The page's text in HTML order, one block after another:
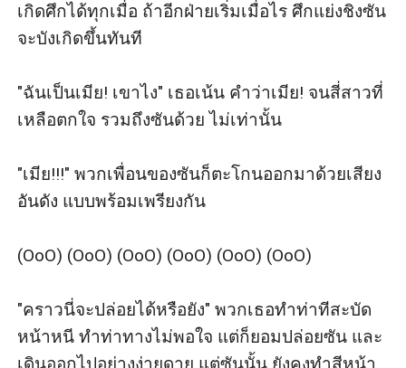
เกิดศึกได้ทุกเมื่อ ถ้าอีกฝ่ายเริ่มเมื่อไร ศึกแย่งชิงซัน
จะบังเกิดขึ้นทันที
"ฉันเป็นเมีย! เขาไง" เธอเน้น คำว่าเมีย! จนสี่สาวที่
เหลือตกใจ รวมถึงซันด้วย ไม่เท่านั้น
"เมีย!!!" พวกเพื่อนของซันก็ตะโกนออกมาด้วยเสียง
อันดัง แบบพร้อมเพรียงกัน
(OoO) (OoO) (OoO) (OoO) (OoO) (OoO)
"คราวนี่จะปล่อยได้หรือยัง" พวกเธอทำท่าทีสะบัด
หน้าหนี ทำท่าทางไม่พอใจ แต่ก็ยอมปล่อยซัน และ